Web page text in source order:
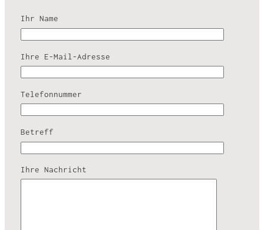
Ihr Name
Ihre E-Mail-Adresse
Telefonnummer
Betreff
Ihre Nachricht